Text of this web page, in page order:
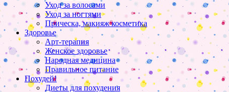
Уход за волосами
Уход за ногтями
Прическа, макияж косметика
Здоровье
Арт-терапия
Женское здоровье
Народная медицина
Правильное питание
Похудей!
Диеты для похудения